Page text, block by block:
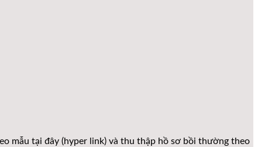
mẫu tại đây (hyper link) và thu thập hồ sơ bồi thường theo